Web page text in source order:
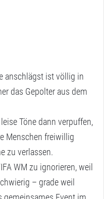
anschlägst ist völlig in
das Gepolter aus dem
Töne dann verpuffen,
Menschen freiwillig
zu verlassen.
WM zu ignorieren, weil
– grade weil